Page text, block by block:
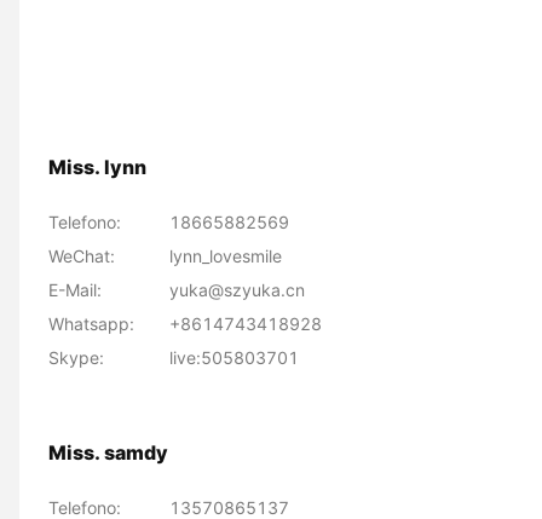
Miss. lynn
Telefono:
18665882569
WeChat:
lynn_lovesmile
E-Mail:
yuka@szyuka.cn
Whatsapp:
+8614743418928
Skype:
live:505803701
Miss. samdy
Telefono:
13570865137